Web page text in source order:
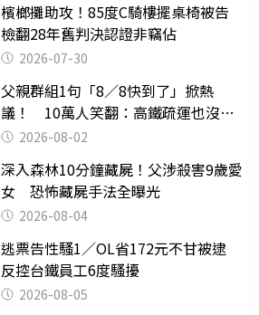
檳榔攤助攻！85度C騎樓擺桌椅被告
檢翻28年舊判決認證非竊佔
2026-07-30
父親群組1句「8／8快到了」掀熱
議！ 10萬人笑翻：高鐵疏運也沒列
父親節
2026-08-02
深入森林10分鐘藏屍！父涉殺害9歲愛
女 恐怖藏屍手法全曝光
2026-08-04
逃票告性騷1／OL省172元不甘被逮
反控台鐵員工6度騷擾
2026-08-05